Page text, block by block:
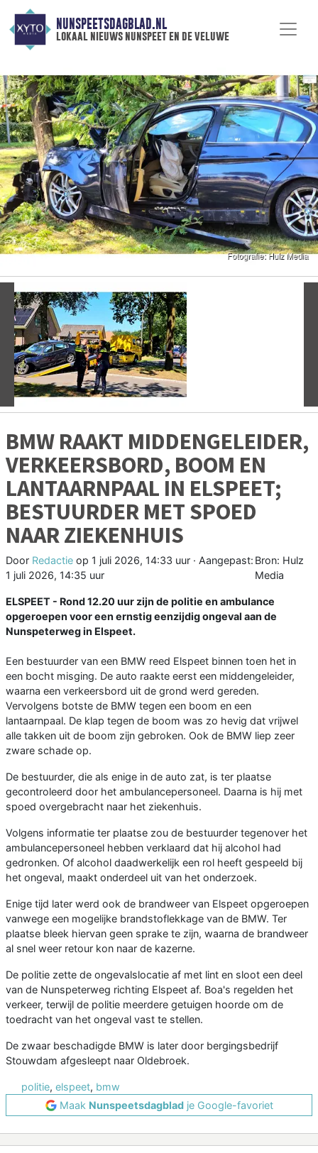
NUNSPEETSDAGBLAD.NL
lokaal nieuws nunspeet en de veluwe
Vorige
BMW RAAKT MIDDENGELEIDER,
VERKEERSBORD, BOOM EN
LANTAARNPAAL IN ELSPEET;
BESTUURDER MET SPOED
NAAR ZIEKENHUIS
Door Redactie op 1 juli 2026, 14:33 uur · Aangepast:
1 juli 2026, 14:35 uur
Bron: Hulz
Media
ELSPEET - Rond 12.20 uur zijn de politie en ambulance
opgeroepen voor een ernstig eenzijdig ongeval aan de
Nunspeterweg in Elspeet.
Een bestuurder van een BMW reed Elspeet binnen toen het in
een bocht misging. De auto raakte eerst een middengeleider,
waarna een verkeersbord uit de grond werd gereden.
Vervolgens botste de BMW tegen een boom en een
lantaarnpaal. De klap tegen de boom was zo hevig dat vrijwel
alle takken uit de boom zijn gebroken. Ook de BMW liep zeer
zware schade op.
De bestuurder, die als enige in de auto zat, is ter plaatse
gecontroleerd door het ambulancepersoneel. Daarna is hij met
spoed overgebracht naar het ziekenhuis.
Volgens informatie ter plaatse zou de bestuurder tegenover het
ambulancepersoneel hebben verklaard dat hij alcohol had
gedronken. Of alcohol daadwerkelijk een rol heeft gespeeld bij
het ongeval, maakt onderdeel uit van het onderzoek.
Enige tijd later werd ook de brandweer van Elspeet opgeroepen
vanwege een mogelijke brandstoflekkage van de BMW. Ter
plaatse bleek hiervan geen sprake te zijn, waarna de brandweer
al snel weer retour kon naar de kazerne.
De politie zette de ongevalslocatie af met lint en sloot een deel
van de Nunspeterweg richting Elspeet af. Boa's regelden het
verkeer, terwijl de politie meerdere getuigen hoorde om de
toedracht van het ongeval vast te stellen.
De zwaar beschadigde BMW is later door bergingsbedrijf
Stouwdam afgesleept naar Oldebroek.
politie, elspeet, bmw
Maak Nunspeetsdagbladje Google-favoriet